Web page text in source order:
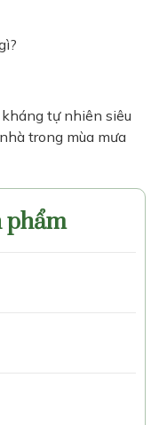
tự nhiên siêu
trong mùa mưa
phẩm